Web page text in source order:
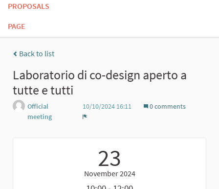
PROPOSALS
PAGE
Back to list
Laboratorio di co-design aperto a
tutte e tutti
Official
meeting
10/10/2024 16:11
0 comments
23
November 2024